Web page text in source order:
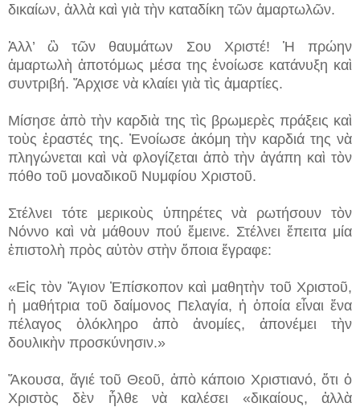
δικαίων, ἀλλὰ καὶ γιὰ τὴν καταδίκη τῶν ἁμαρτωλῶν.
Ἀλλ’ ὢ τῶν θαυμάτων Σου Χριστέ! Ἡ πρώην
ἁμαρτωλὴ ἀποτόμως μέσα της ἐνοίωσε κατάνυξη καὶ
συντριβή. Ἄρχισε νὰ κλαίει γιὰ τὶς ἁμαρτίες.
Μίσησε ἀπὸ τὴν καρδιὰ της τὶς βρωμερὲς πράξεις καὶ
τοὺς ἐραστές της. Ἐνοίωσε ἀκόμη τὴν καρδιά της νὰ
πληγώνεται καὶ νὰ φλογίζεται ἀπὸ τὴν ἀγάπη καὶ τὸν
πόθο τοῦ μοναδικοῦ Νυμφίου Χριστοῦ.
Στέλνει τότε μερικοὺς ὑπηρέτες νὰ ρωτήσουν τὸν
Νόννο καὶ νὰ μάθουν πού ἔμεινε. Στέλνει ἔπειτα μία
ἐπιστολὴ πρὸς αὐτὸν στὴν ὅποια ἔγραφε:
«Εἰς τὸν Ἅγιον Ἐπίσκοπον καὶ μαθητὴν τοῦ Χριστοῦ,
ἡ μαθήτρια τοῦ δαίμονος Πελαγία, ἡ ὁποία εἶναι ἕνα
πέλαγος ὁλόκληρο ἀπὸ ἀνομίες, ἀπονέμει τὴν
δουλικὴν προσκύνησιν.»
Ἄκουσα, ἅγιέ τοῦ Θεοῦ, ἀπὸ κάποιο Χριστιανό, ὅτι ὁ
Χριστὸς δὲν ἦλθε νὰ καλέσει «δικαίους, ἀλλὰ